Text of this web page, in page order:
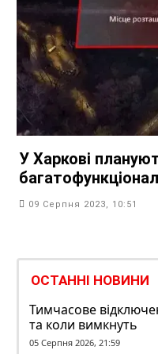
У Харкові
09 Серпня 2023, 10:51
ОСТАННІ НОВИНИ
Тимчасове
та коли вимкнуть
05 Серпня 2026, 21:59